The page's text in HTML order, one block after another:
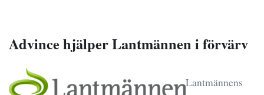
Advince hjälper Lantmännen i förvärv
Lantmännens